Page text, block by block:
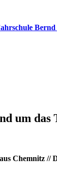
um das
Chemnitz //